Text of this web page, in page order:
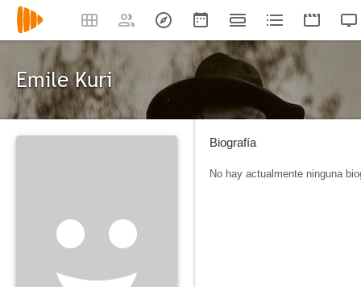
Emile Kuri
Biografía
No hay actualmente ninguna